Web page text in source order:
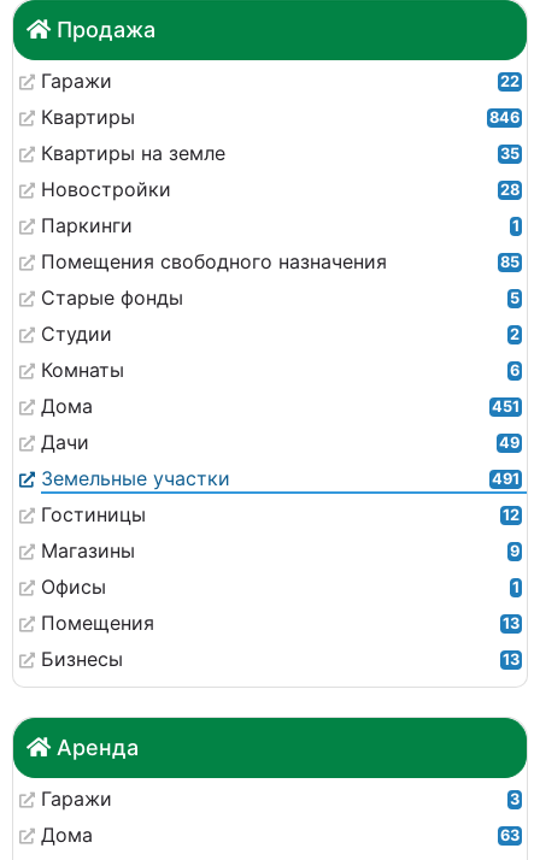
Продажа
Гаражи 22
Квартиры 846
Квартиры на земле 35
Новостройки 28
Паркинги 1
Помещения свободного назначения 85
Старые фонды 5
Студии 2
Комнаты 6
Дома 451
Дачи 49
Земельные участки 491
Гостиницы 12
Магазины 9
Офисы 1
Помещения 13
Бизнесы 13
Аренда
Гаражи 3
Дома 63